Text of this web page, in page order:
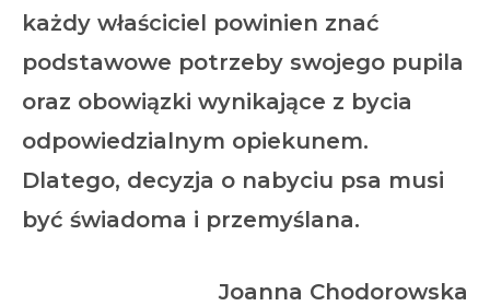
każdy właściciel powinien znać
podstawowe potrzeby swojego pupila
oraz obowiązki wynikające z bycia
odpowiedzialnym opiekunem.
Dlatego, decyzja o nabyciu psa musi
być świadoma i przemyślana.
Joanna Chodorowska